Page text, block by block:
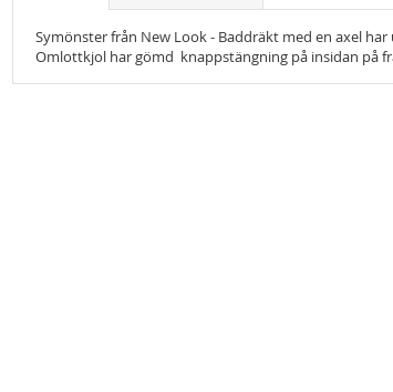
Symönster från New Look - Baddräkt med en axel
Omlottkjol har gömd knappstängning på insidan på